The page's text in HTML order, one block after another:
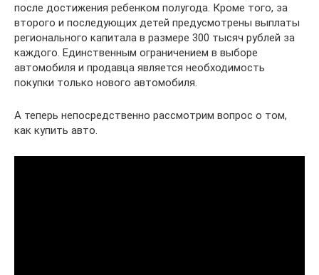
после достижения ребенком полугода. Кроме того, за
второго и последующих детей предусмотрены выплаты
регионального капитала в размере 300 тысяч рублей за
каждого. Единственным ограничением в выборе
автомобиля и продавца является необходимость
покупки только нового автомобиля.
А теперь непосредственно рассмотрим вопрос о том,
как купить авто.